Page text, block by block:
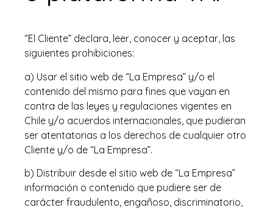
“El Cliente” declara, leer, conocer y aceptar, las
siguientes prohibiciones:
a) Usar el sitio web de “La Empresa” y/o el
contenido del mismo para fines que vayan en
contra de las leyes y regulaciones vigentes en
Chile y/o acuerdos internacionales, que pudieran
ser atentatorias a los derechos de cualquier otro
Cliente y/o de “La Empresa”.
b) Distribuir desde el sitio web de “La Empresa”
información o contenido que pudiere ser de
carácter fraudulento, engañoso, discriminatorio,